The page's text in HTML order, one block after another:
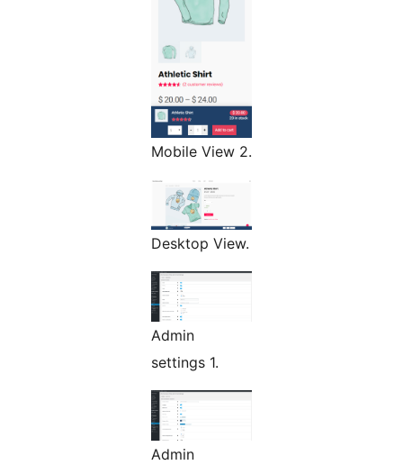
Mobile View 2.
Desktop View.
Admin
settings 1.
Admin